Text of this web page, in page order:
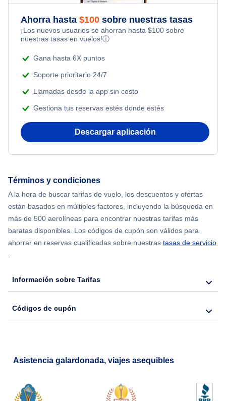
Flights Under $49
Flights Under $99
Flights Under $199
Adventure Vacations
Ahorra hasta $100 sobre nuestras tasas
¡Los nuevos usuarios se ahorran hasta $100 sobre
nuestras tasas en vuelos!ⓘ
Gana hasta 6X puntos
Soporte prioritario 24/7
Llamadas desde la app sin costo
Gestiona tus reservas estés donde estés
Descargar aplicación
Términos y condiciones
A la hora de buscar tarifas de vuelo, los descuentos y ofertas
están basados en múltiples factores, incluyendo la búsqueda en
más de 500 aerolíneas para encontrar nuestras tarifas más
baratas disponibles. Los códigos de cupón son válidos para
ahorrar en reservas cualificadas sobre nuestras tasas de servicio
.
Información sobre Tarifas
Códigos de cupón
Asistencia galardonada, viajes asequibles